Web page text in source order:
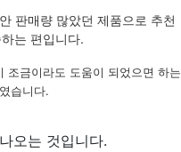
판매량 많았던 제품으로 추천
는 편입니다.
조금이라도 도움이 되었으면 하는
습니다.
오는 것입니다.